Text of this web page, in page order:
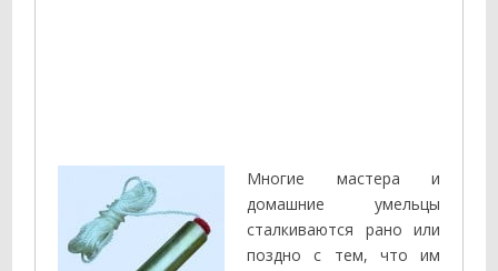
Многие мастера и
домашние умельцы
сталкиваются рано или
поздно с тем, что им